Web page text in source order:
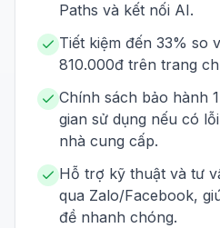
Paths và kết nối AI.
Tiết kiệm đến 33% so
810.000đ trên trang
Chính sách bảo hành
gian sử dụng nếu có
nhà cung cấp.
Hỗ trợ kỹ thuật và tư
qua Zalo/Facebook,
đề nhanh chóng.